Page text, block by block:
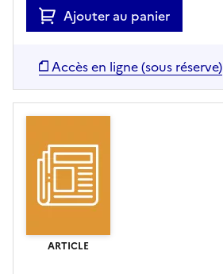
Ajouter au panier
Accès en ligne (sous réserve)
ARTICLE